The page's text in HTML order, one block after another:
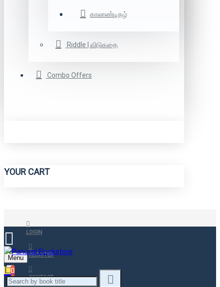
காலாண்டிதழ்
Riddle | விடுகதை
Combo Offers
YOUR CART
LOGIN
REGISTER
CONTACT
Menu
0